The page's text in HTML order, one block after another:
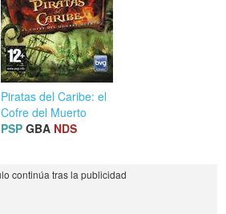
Piratas del Caribe: el
Cofre del Muerto
PSP GBA NDS